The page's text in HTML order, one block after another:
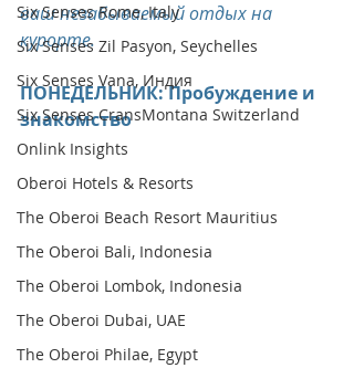
Six Senses Rome, Italy
Six Senses Zil Pasyon, Seychelles
Six Senses Vana, Индия
Six Senses CransMontana Switzerland
Onlink Insights
Oberoi Hotels & Resorts
The Oberoi Beach Resort Mauritius
The Oberoi Bali, Indonesia
The Oberoi Lombok, Indonesia
The Oberoi Dubai, UAE
The Oberoi Philae, Egypt
ваш незабываемый отдых на
курорте.
ПОНЕДЕЛЬНИК: Пробуждение и
знакомство